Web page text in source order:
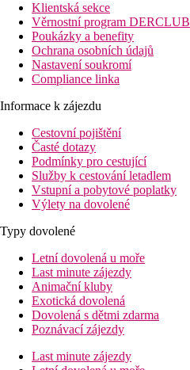
Klientská sekce
Věrnostní program DERCLUB
Poukázky a benefity
Ochrana osobních údajů
Nastavení soukromí
Compliance linka
Informace k zájezdu
Cestovní pojištění
Časté dotazy
Podmínky pro cestující
Služby k cestování letadlem
Vstupní a pobytové poplatky
Výlety na dovolené
Typy dovolené
Letní dovolená u moře
Last minute zájezdy
Animační kluby
Exotická dovolená
Dovolená s dětmi zdarma
Poznávací zájezdy
Last minute zájezdy